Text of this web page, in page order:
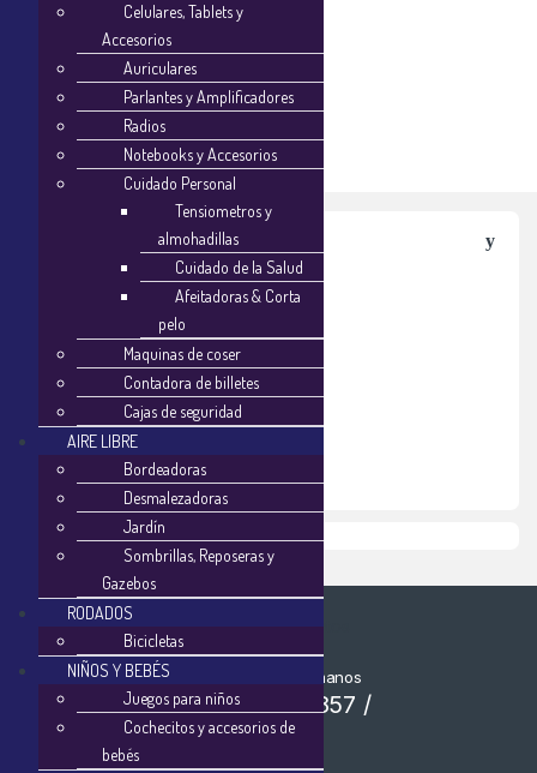
Noticias
Como Comprar
Tienda
Empresa
Noticias
Contacto
Desarrollado por MITIENDAONLINE
¿Alguna Duda? Llamanos
(+54) 2095-9857 /
7512-1652
Celulares, Tablets y
Accesorios
Auriculares
Parlantes y Amplificadores
Radios
Notebooks y Accesorios
Cuidado Personal
Tensiometros y
almohadillas
Cuidado de la Salud
Afeitadoras & Corta
pelo
Maquinas de coser
Contadora de billetes
Cajas de seguridad
AIRE LIBRE
Bordeadoras
Desmalezadoras
Jardín
Sombrillas, Reposeras y
Gazebos
RODADOS
Bicicletas
NIÑOS Y BEBÉS
Juegos para niños
Cochecitos y accesorios de
bebés